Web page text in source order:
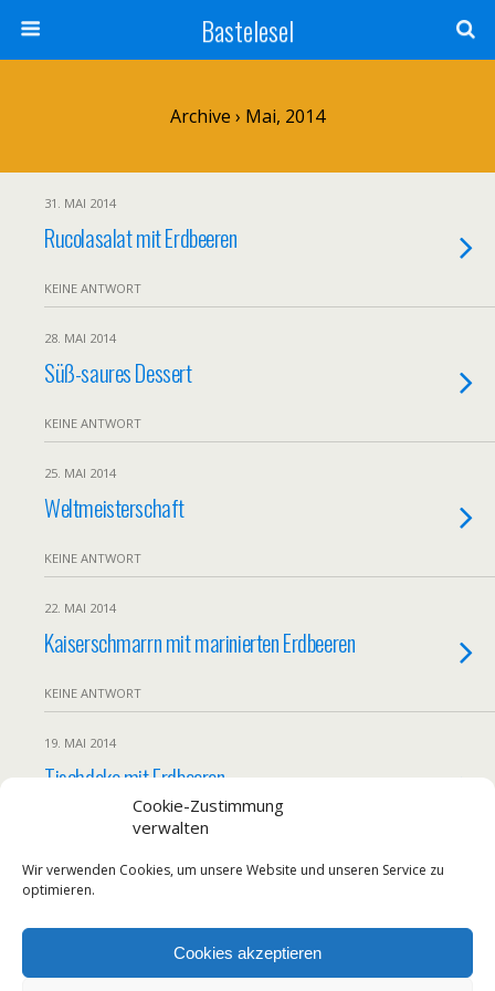
Cookie-Zustimmung
verwalten
Wir verwenden Cookies, um unsere Website und unseren Service zu
optimieren.
Cookies akzeptieren
Bastelesel
Archive › Mai, 2014
31. MAI 2014
Rucolasalat mit Erdbeeren
KEINE ANTWORT
28. MAI 2014
Süß-saures Dessert
KEINE ANTWORT
25. MAI 2014
Weltmeisterschaft
KEINE ANTWORT
22. MAI 2014
Kaiserschmarrn mit marinierten Erdbeeren
KEINE ANTWORT
19. MAI 2014
Tischdeko mit Erdbeeren
KEINE ANTWORT
Weitere Von Diesem Monat Laden…
Zum Seitenanfang